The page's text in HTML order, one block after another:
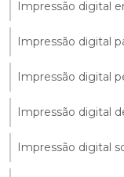
Impressão digital
Impressão digital
Impressão digital
Impressão digital
Impressão digital